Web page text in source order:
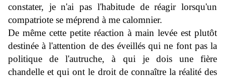
constater, je n'ai pas l'habitude de réagir lorsqu'un
compatriote se méprend à me calomnier.
De même cette petite réaction à main levée est plutôt
destinée à l'attention de des éveillés qui ne font pas la
politique de l'autruche, à qui je dois une fière
chandelle et qui ont le droit de connaître la réalité des